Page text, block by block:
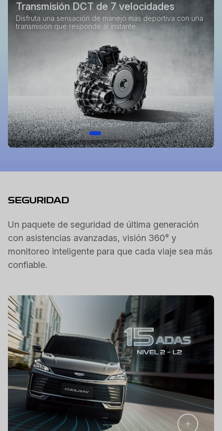
Transmisión DCT de 7 velocidades
Disfruta una sensación de manejo más deportiva con una
transmisión que responde al instante.
SEGURIDAD
Un paquete de seguridad de última generación
con asistencias avanzadas, visión 360° y
monitoreo inteligente para que cada viaje sea más
confiable.